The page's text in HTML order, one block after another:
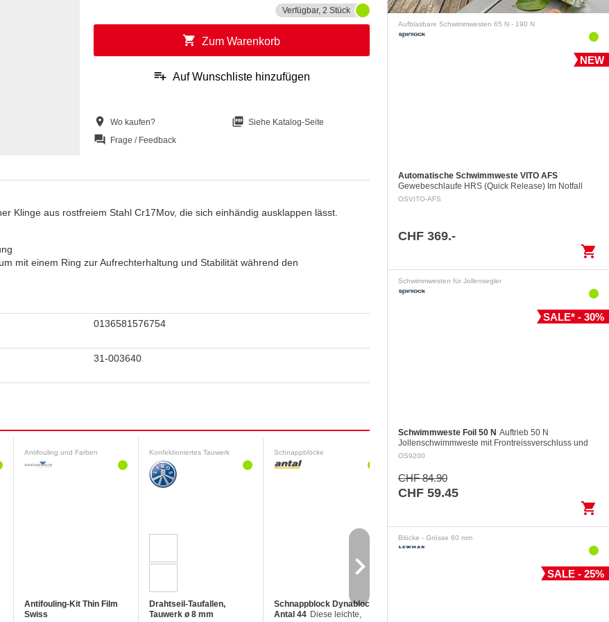
Verfügbar, 2 Stück
shopping_cart Zum Warenkorb
playlist_add Auf Wunschliste hinzufügen
location_on Wo kaufen? picture_as_pdf Siehe Katalog-Seite
question_answer Frage / Feedback
Klinge aus rostfreiem Stahl Cr17Mov, die sich einhändig ausklappen lässt.
mit einem Ring zur Aufrechterhaltung und Stabilität während den
0136581576754
31-003640
Antifouling und Farben
Antifouling-Kit Thin Film
Swiss
Konfektioniertes Tauwerk
Drahtseil-Taufallen,
Tauwerk ø 8 mm
Schnappblöcke
Schnappblock Dynablock,
Antal 44 Diese leichte,
LED-Navigationslichter
navigate_next
Aufblasbare Schwimmwesten 65 N - 190 N
NEW
Automatische Schwimmweste VITO AFS
Gewebeschlaufe HRS (Quick Release) Im Notfall
kann die ins Wasser gefallene Person die Notöffnung
OSVITO-AFS
CHF 369.-
shopping_cart
Schwimmwesten für Jollensegler
SALE* - 30%
Schwimmweste Foil 50 N Auftrieb 50 N
Jollenschwimmweste mit Frontreissverschluss und
zwei grossen Fronttaschen Die zweiteilige
OS9200
CHF 84.90
CHF 59.45
shopping_cart
Blöcke - Grösse 60 mm
SALE - 25%